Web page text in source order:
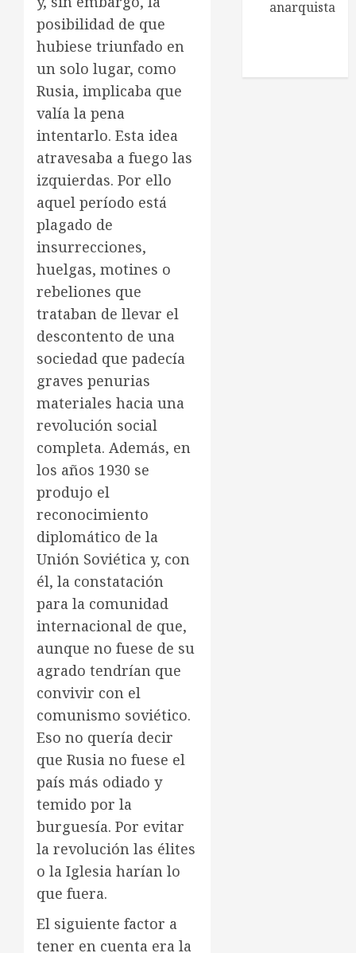
posibilidad de que
hubiese triunfado en
un solo lugar, como
Rusia, implicaba que
valía la pena
intentarlo. Esta idea
atravesaba a fuego las
izquierdas. Por ello
aquel período está
plagado de
insurrecciones,
huelgas, motines o
rebeliones que
trataban de llevar el
descontento de una
sociedad que padecía
graves penurias
materiales hacia una
revolución social
completa. Además, en
los años 1930 se
produjo el
reconocimiento
diplomático de la
Unión Soviética y, con
él, la constatación
para la comunidad
internacional de que,
aunque no fuese de su
agrado tendrían que
convivir con el
comunismo soviético.
Eso no quería decir
que Rusia no fuese el
país más odiado y
temido por la
burguesía. Por evitar
la revolución las élites
o la Iglesia harían lo
que fuera.
El siguiente factor a
tener en cuenta era la
anarquista